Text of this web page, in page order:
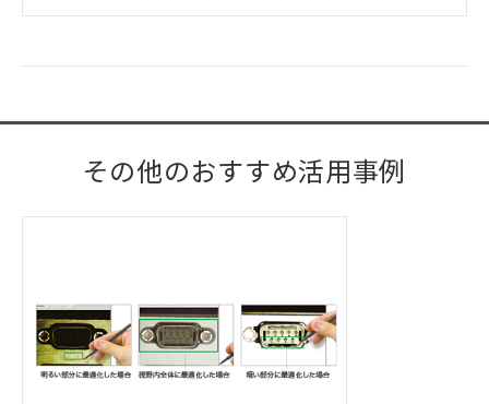
その他のおすすめ活用事例